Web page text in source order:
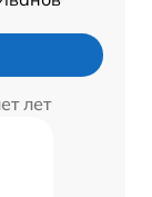
лет